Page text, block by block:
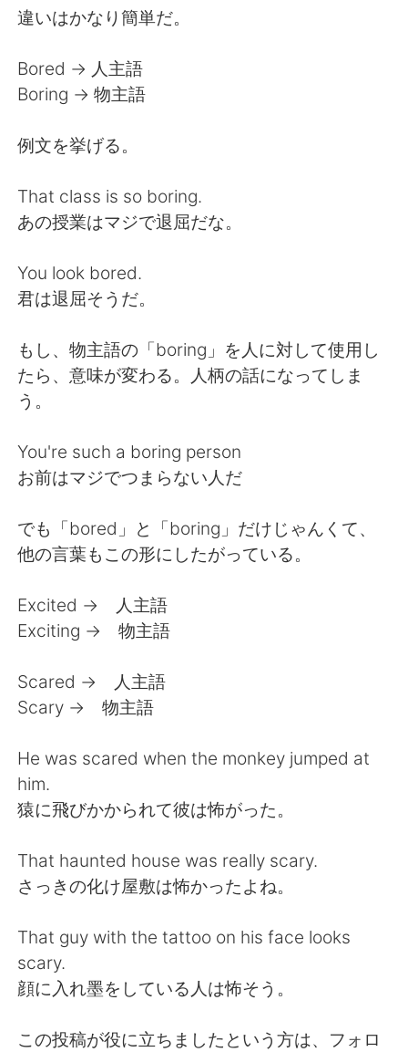
違いはかなり簡単だ。
Bored → 人主語
Boring → 物主語
例文を挙げる。
That class is so boring.
あの授業はマジで退屈だな。
You look bored.
君は退屈そうだ。
もし、物主語の「boring」を人に対して使用し
たら、意味が変わる。人柄の話になってしま
う。
You're such a boring person
お前はマジでつまらない人だ
でも「bored」と「boring」だけじゃんくて、
他の言葉もこの形にしたがっている。
Excited → 人主語
Exciting → 物主語
Scared → 人主語
Scary → 物主語
He was scared when the monkey jumped at
him.
猿に飛びかかられて彼は怖がった。
That haunted house was really scary.
さっきの化け屋敷は怖かったよね。
That guy with the tattoo on his face looks
scary.
顔に入れ墨をしている人は怖そう。
この投稿が役に立ちましたという方は、フォロ